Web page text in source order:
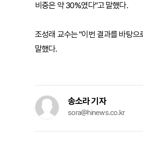
비중은 약 30%였다"고 말했다.
조성래 교수는 "이번 결과를 바탕
말했다.
송소라 기자
sora@hinews.co.kr